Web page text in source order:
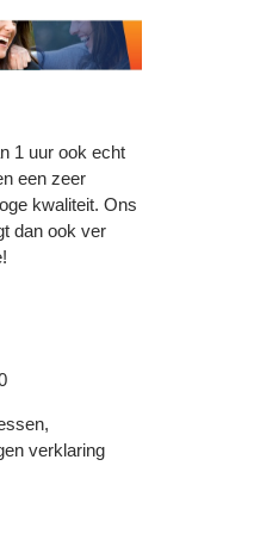
1 uur ook echt
een zeer
kwaliteit. Ons
dan ook ver
verklaring